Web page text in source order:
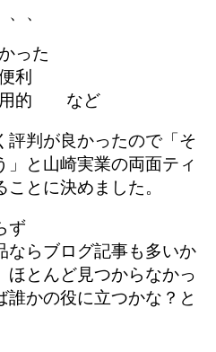
、
った
利
用的 など
評判が良かったので「そ
」と山崎実業の両面ティ
とに決めました。
ず
ならブログ記事も多いか
ほとんど見つからなかっ
誰かの役に立つかな？と